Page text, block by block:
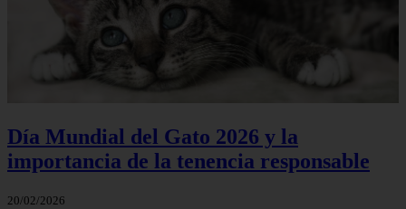
Día Mundial del Gato 2026 y la
importancia de la tenencia responsable
20/02/2026